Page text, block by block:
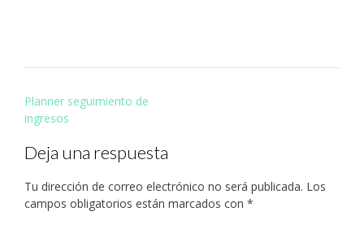
Navegación
de
Planner seguimiento de
ingresos
Deja una respuesta
Tu dirección de correo electrónico no será publicada. Los
campos obligatorios están marcados con *